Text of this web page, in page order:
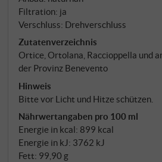
definiert, ist Geschwindigkeit und
Oliven werden handgepflückt
Stunden nach der Ernte
Wasserzusatz, im integralen
Öl atmet, ohne seine natürliche
Säure unter 0,5 Prozent.
Filtration: ja
Verschluss: Drehverschluss
Zutatenverzeichnis
Ortice, Ortolana, Raccioppella und
der Provinz Benevento
Hinweis
Bitte vor Licht und Hitze schützen.
Nährwertangaben pro 100 ml
Energie in kcal: 899 kcal
Energie in kJ: 3762 kJ
Fett: 99,90 g